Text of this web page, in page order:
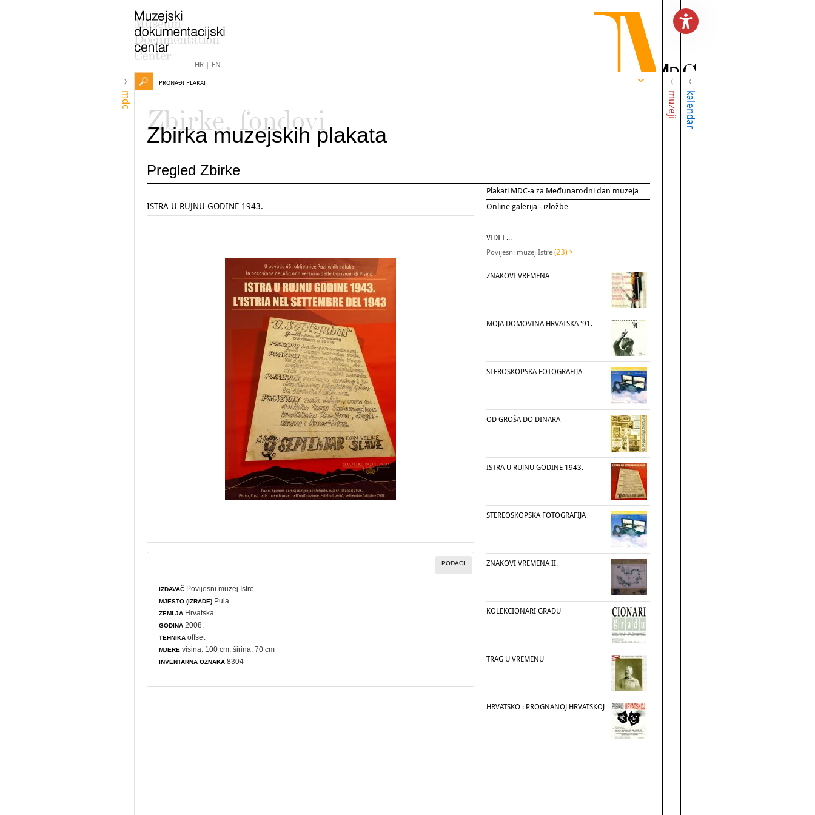
HR| EN
mdc muzeji kalendar
PRONAĐI PLAKAT
Zbirke, fondovi
Zbirka muzejskih plakata
Pregled Zbirke
Plakati MDC-a za Međunarodni dan muzeja
Online galerija - izložbe
ISTRA U RUJNU GODINE 1943.
PODACI
IZDAVAČ Povijesni muzej Istre
MJESTO (IZRADE) Pula
ZEMLJA Hrvatska
GODINA 2008.
TEHNIKA offset
MJERE visina: 100 cm; širina: 70 cm
INVENTARNA OZNAKA 8304
VIDI I ...
Povijesni muzej Istre (23) >
ZNAKOVI VREMENA
MOJA DOMOVINA HRVATSKA '91.
STEROSKOPSKA FOTOGRAFIJA
OD GROŠA DO DINARA
ISTRA U RUJNU GODINE 1943.
STEREOSKOPSKA FOTOGRAFIJA
ZNAKOVI VREMENA II.
KOLEKCIONARI GRADU
TRAG U VREMENU
HRVATSKO : PROGNANOJ HRVATSKOJ